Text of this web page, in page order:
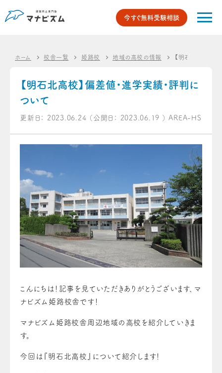
今すぐ無料受験相談
ホーム 校舎一覧 姫路校 地域の高校の情報 【明石北高校】
【明石北高校】偏差値・進学実績・評判に
ついて
更新日： 2023.06.24 （公開日： 2023.06.19 ）AREA-HS
こんにちは！記事を見ていただきありがとうございます、マ
ナビズム姫路校舎です！
マナビズム姫路校舎周辺地域の高校を紹介していきま
す。
今回は『明石北高校』について紹介します！